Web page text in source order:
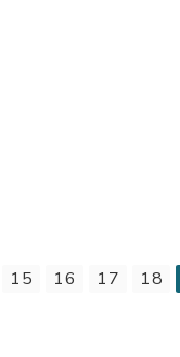
15 16 17 18